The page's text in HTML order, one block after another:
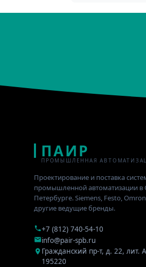
ПАИР
ПРОМЫШЛЕННАЯ
Проектирование и поставка
промышленной автоматизации в
Петербурге. Siemens, Festo,
другие ведущие бренды.
+7 (812) 740-54-10
info@pair-spb.ru
Гражданский пр-т, д. 22, лит.
195220